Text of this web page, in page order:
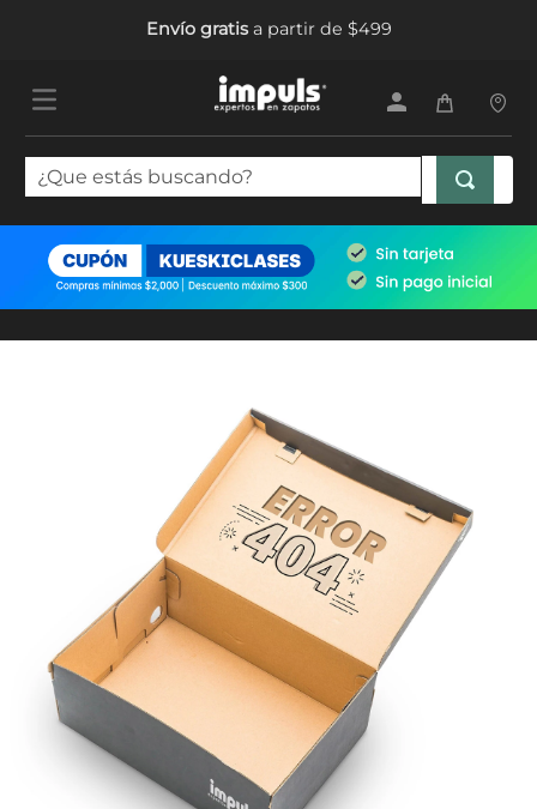
Envío gratisa partir de $499
¿Que estás buscando?
TÉRMINOS MÁS BUSCADOS
.
tenis mujer